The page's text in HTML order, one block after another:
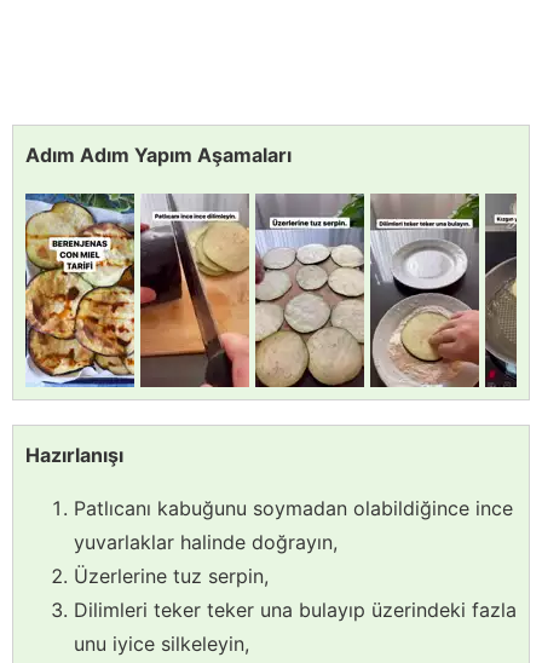
Adım Adım Yapım Aşamaları
Hazırlanışı
Patlıcanı kabuğunu soymadan olabildiğince ince
yuvarlaklar halinde doğrayın,
Üzerlerine tuz serpin,
Dilimleri teker teker una bulayıp üzerindeki fazla
unu iyice silkeleyin,